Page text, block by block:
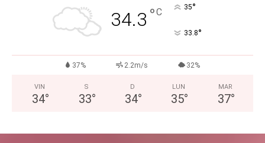
34.3 °C 35°
33.8°
37% 2.2m/s 32%
VIN
34°
S
33°
D
34°
LUN
35°
MAR
37°